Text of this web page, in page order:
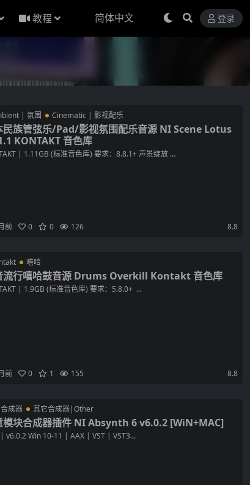
教程 登录
| 氛围 Cinematic | 影视配乐
民族管弦乐/Pad/影视氛围配乐音源 NI Scene Lotus
KONTAKT 音色库
| 1.11GB (标准音色库) 要求：8.8.1+ 声景绽放 ...
前 0 0 126 8.8
嘻哈
流行嘻哈鼓音源 Drums Overkill Kontakt 音色库
| 1.9GB (标准音色库) 要求：5.8.0+ ...
前 0 1 155 8.8
成器 其它合成器|Other
模块合成器插件 NI Absynth 6 v6.0.2 [WiN+MAC]
v6.0.2 Win 10-11 | AAX | VST | VST3...